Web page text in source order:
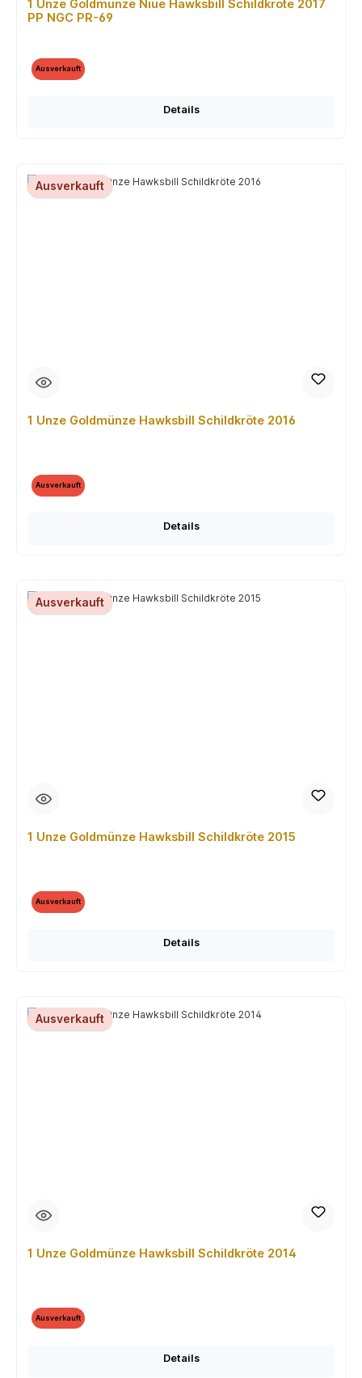
1 Unze Goldmünze Niue Hawksbill Schildkröte 2017
PP NGC PR-69
Ausverkauft
Details
Ausverkauft
1 Unze Goldmünze Hawksbill Schildkröte 2016
Ausverkauft
Details
Ausverkauft
1 Unze Goldmünze Hawksbill Schildkröte 2015
Ausverkauft
Details
Ausverkauft
1 Unze Goldmünze Hawksbill Schildkröte 2014
Ausverkauft
Details